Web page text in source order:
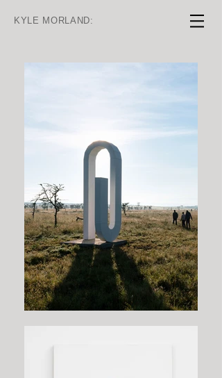
KYLE MORLAND: